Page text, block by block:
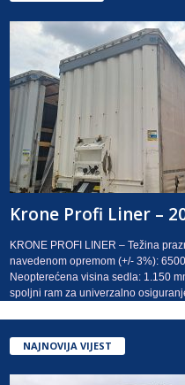
a
j
o
Krone Profi Liner –
KRONE PROFI LINER – Težina
navedenom opremom (+/- 3%):
Neopterećena visina sedla: 1.150
spoljni ram za univerzalno osiguranje
NAJNOVIJA VIJEST